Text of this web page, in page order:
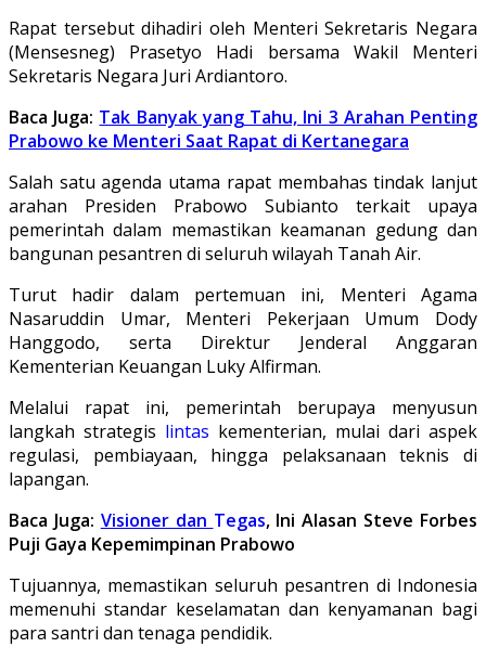
Rapat tersebut dihadiri oleh Menteri Sekretaris Negara
(Mensesneg) Prasetyo Hadi bersama Wakil Menteri
Sekretaris Negara Juri Ardiantoro.
Baca Juga: Tak Banyak yang Tahu, Ini 3 Arahan Penting
Prabowo ke Menteri Saat Rapat di Kertanegara
Salah satu agenda utama rapat membahas tindak lanjut
arahan Presiden Prabowo Subianto terkait upaya
pemerintah dalam memastikan keamanan gedung dan
bangunan pesantren di seluruh wilayah Tanah Air.
Turut hadir dalam pertemuan ini, Menteri Agama
Nasaruddin Umar, Menteri Pekerjaan Umum Dody
Hanggodo, serta Direktur Jenderal Anggaran
Kementerian Keuangan Luky Alfirman.
Melalui rapat ini, pemerintah berupaya menyusun
langkah strategis lintas kementerian, mulai dari aspek
regulasi, pembiayaan, hingga pelaksanaan teknis di
lapangan.
Baca Juga: Visioner dan Tegas, Ini Alasan Steve Forbes
Puji Gaya Kepemimpinan Prabowo
Tujuannya, memastikan seluruh pesantren di Indonesia
memenuhi standar keselamatan dan kenyamanan bagi
para santri dan tenaga pendidik.